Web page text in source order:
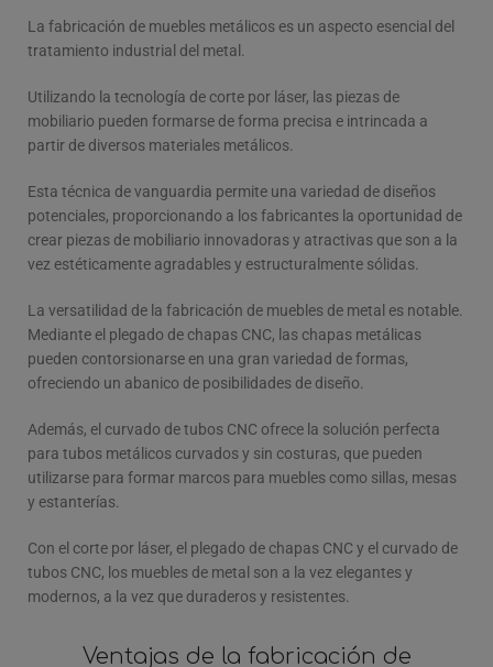
La fabricación de muebles metálicos es un aspecto esencial del
tratamiento industrial del metal.
Utilizando la tecnología de corte por láser, las piezas de
mobiliario pueden formarse de forma precisa e intrincada a
partir de diversos materiales metálicos.
Esta técnica de vanguardia permite una variedad de diseños
potenciales, proporcionando a los fabricantes la oportunidad de
crear piezas de mobiliario innovadoras y atractivas que son a la
vez estéticamente agradables y estructuralmente sólidas.
La versatilidad de la fabricación de muebles de metal es notable.
Mediante el plegado de chapas CNC, las chapas metálicas
pueden contorsionarse en una gran variedad de formas,
ofreciendo un abanico de posibilidades de diseño.
Además, el curvado de tubos CNC ofrece la solución perfecta
para tubos metálicos curvados y sin costuras, que pueden
utilizarse para formar marcos para muebles como sillas, mesas
y estanterías.
Con el corte por láser, el plegado de chapas CNC y el curvado de
tubos CNC, los muebles de metal son a la vez elegantes y
modernos, a la vez que duraderos y resistentes.
Ventajas de la fabricación de